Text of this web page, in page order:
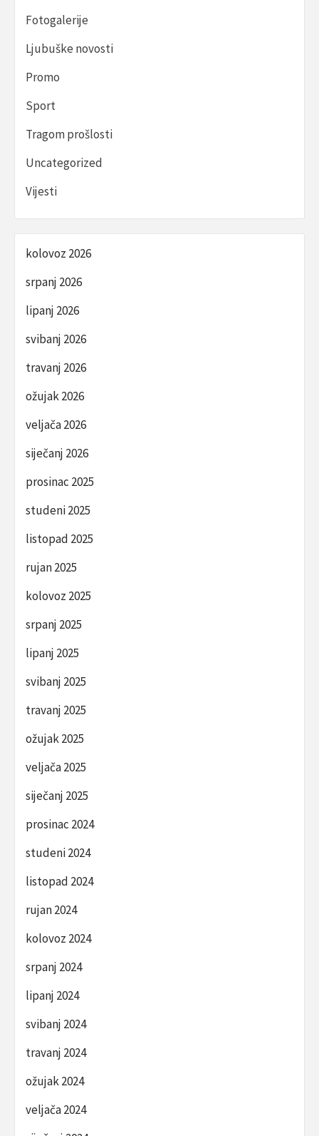
Fotogalerije
Ljubuške novosti
Promo
Sport
Tragom prošlosti
Uncategorized
Vijesti
kolovoz 2026
srpanj 2026
lipanj 2026
svibanj 2026
travanj 2026
ožujak 2026
veljača 2026
siječanj 2026
prosinac 2025
studeni 2025
listopad 2025
rujan 2025
kolovoz 2025
srpanj 2025
lipanj 2025
svibanj 2025
travanj 2025
ožujak 2025
veljača 2025
siječanj 2025
prosinac 2024
studeni 2024
listopad 2024
rujan 2024
kolovoz 2024
srpanj 2024
lipanj 2024
svibanj 2024
travanj 2024
ožujak 2024
veljača 2024